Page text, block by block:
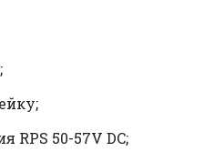
RPS 50-57V DC;